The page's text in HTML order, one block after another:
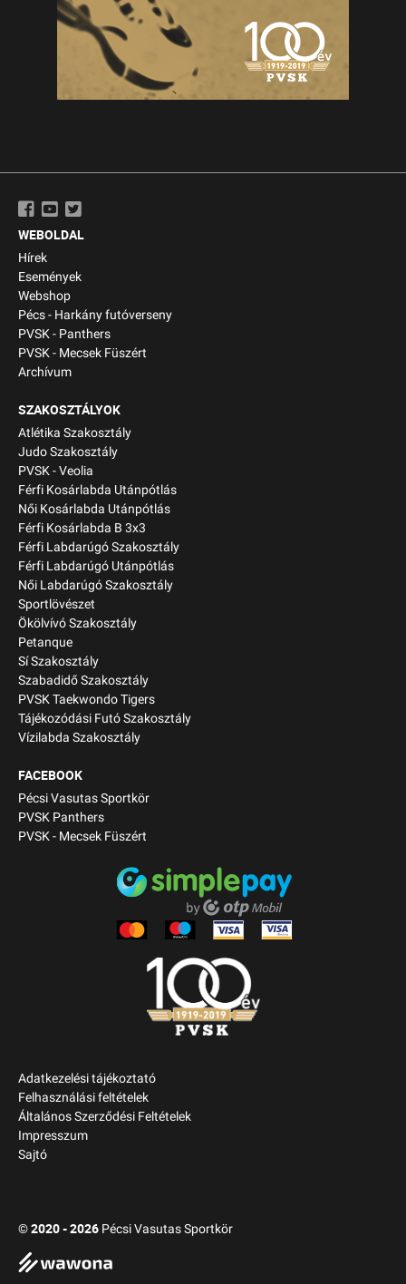
WEBOLDAL
Hírek
Események
Webshop
Pécs - Harkány futóverseny
PVSK - Panthers
PVSK - Mecsek Füszért
Archívum
SZAKOSZTÁLYOK
Atlétika Szakosztály
Judo Szakosztály
PVSK - Veolia
Férfi Kosárlabda Utánpótlás
Női Kosárlabda Utánpótlás
Férfi Kosárlabda B 3x3
Férfi Labdarúgó Szakosztály
Férfi Labdarúgó Utánpótlás
Női Labdarúgó Szakosztály
Sportlövészet
Ökölvívó Szakosztály
Petanque
Sí Szakosztály
Szabadidő Szakosztály
PVSK Taekwondo Tigers
Tájékozódási Futó Szakosztály
Vízilabda Szakosztály
FACEBOOK
Pécsi Vasutas Sportkör
PVSK Panthers
PVSK - Mecsek Füszért
Adatkezelési tájékoztató
Felhasználási feltételek
Általános Szerződési Feltételek
Impresszum
Sajtó
©2020 - 2026 Pécsi Vasutas Sportkör